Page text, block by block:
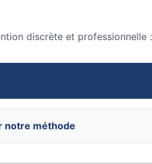
discrète et professionnelle :
notre méthode